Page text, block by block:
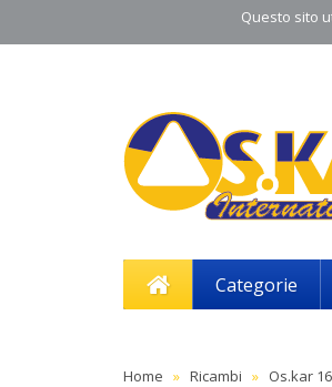
Questo sito
Categorie
Home Ricambi Os.kar